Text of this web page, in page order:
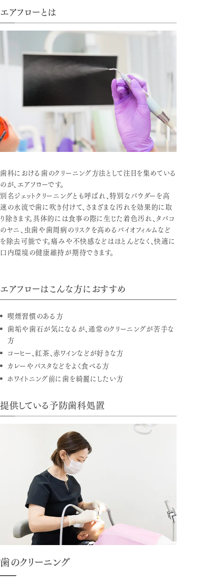
エアフローとは
歯科における歯のクリーニング方法として注目を集めている
のが、エアフローです。
別名ジェットクリーニングとも呼ばれ、特別なパウダーを高
速の水流で歯に吹き付けて、さまざまな汚れを効果的に取
り除きます。具体的には食事の際に生じた着色汚れ、タバコ
のヤニ、虫歯や歯周病のリスクを高めるバイオフィルムなど
を除去可能です。痛みや不快感などはほとんどなく、快適に
口内環境の健康維持が期待できます。
エアフローはこんな方におすすめ
喫煙習慣のある方
歯垢や歯石が気になるが、通常のクリーニングが苦手な
方
コーヒー、紅茶、赤ワインなどが好きな方
カレーやパスタなどをよく食べる方
ホワイトニング前に歯を綺麗にしたい方
提供している予防歯科処置
歯のクリーニング